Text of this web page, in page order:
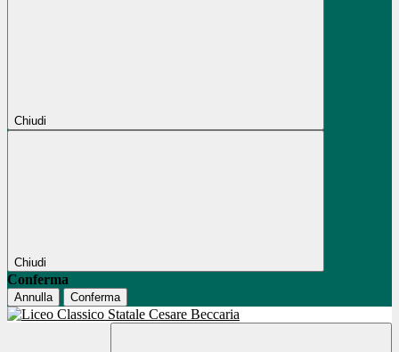
Chiudi
Chiudi
Conferma
Annulla Conferma